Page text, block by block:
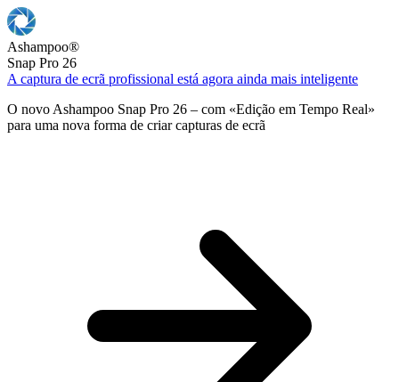
Ashampoo®
Snap Pro 26
A captura de ecrã profissional está agora ainda mais inteligente
O novo Ashampoo Snap Pro 26 – com «Edição em Tempo Real»
para uma nova forma de criar capturas de ecrã